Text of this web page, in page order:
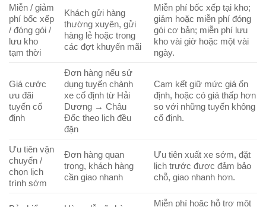
Miễn / giảm
phí bốc xếp
/ đóng gói /
lưu kho
tạm thời
Khách gửi hàng
thường xuyên, gửi
hàng lẻ hoặc trong
các đợt khuyến mãi
Miễn phí bốc xếp tại kho;
giảm hoặc miễn phí đóng
gói cơ bản; miễn phí lưu
kho vài giờ hoặc một vài
ngày.
Giá cước
ưu đãi
tuyến cố
định
Đơn hàng nếu sử
dụng tuyến chành
xe cố định từ Hải
Dương → Châu
Đốc theo lịch đều
đặn
Cam kết giữ mức giá ổn
định, hoặc có giá thấp hơn
so với những tuyến không
cố định.
Ưu tiên vận
chuyển /
chọn lịch
trình sớm
Đơn hàng quan
trọng, khách hàng
cần giao nhanh
Ưu tiên xuất xe sớm, đặt
lịch trước được đảm bảo
chỗ, giao nhanh hơn.
Miễn phí hoặc hỗ trợ một